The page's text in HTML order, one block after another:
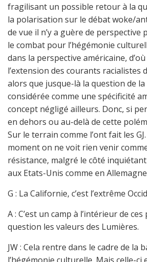
fragilisant un possible retour à la
la polarisation sur le débat woke/
de vue il n’y a guère de perspective
le combat pour l’hégémonie
dans la perspective américaine,
l’extension des courants racialistes
alors que jusque-là la question de
considérée comme une spécificité
concept négligé ailleurs. Donc, si
en dehors ou au-delà de cette
Sur le terrain comme l’ont fait les
moment on ne voit rien venir
résistance, malgré le côté
aux Etats-Unis comme en
G : La Californie, c’est l’extrême
A : C’est un camp à l’intérieur de
question les valeurs des Lumières.
JW : Cela rentre dans le cadre de la